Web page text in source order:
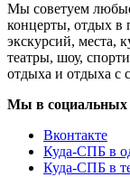
Мы советуем
концерты, отдых в
экскурсий, места,
театры, шоу,
отдыха и отдыха с
Мы в социальных
Вконтакте
Куда-СПБ в
Куда-СПБ в